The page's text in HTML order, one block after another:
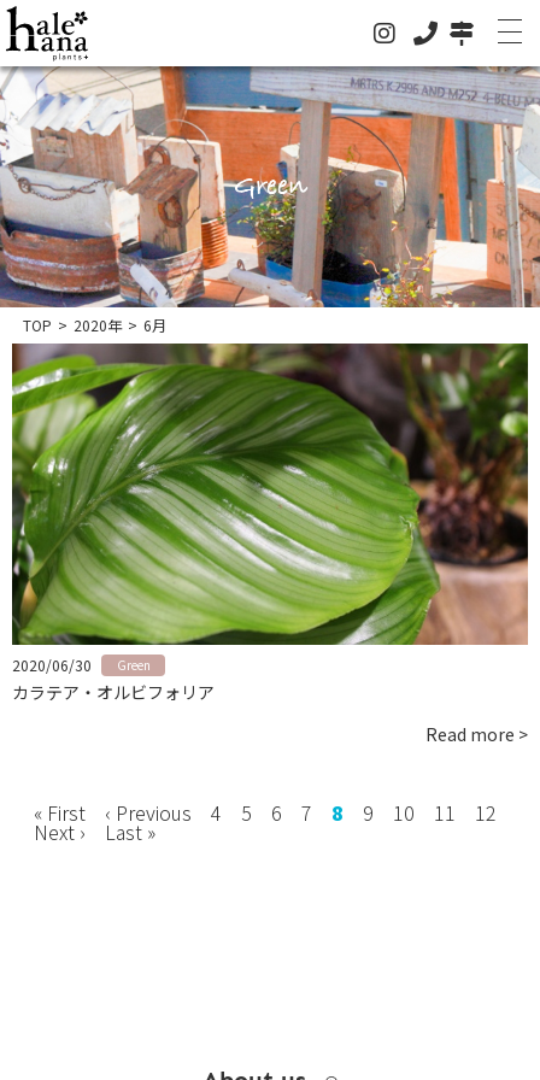
ホーム
オンラインストア
法人の方はこちらへ
お知らせ
グリーン
ドライフラワー
ハレハナについて
お問い合わせ
instagram
Green
TOP > 2020年 > 6月
2020/06/30 Green
カラテア・オルビフォリア
Read more >
« First ‹ Previous 4 5 6 7 8 9 10 11 12
Next › Last »